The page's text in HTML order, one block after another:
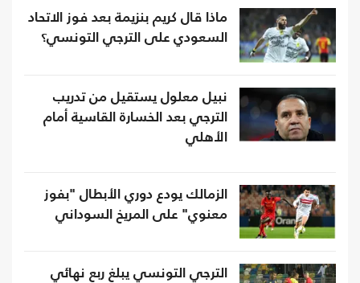
ماذا قال كريم بنزيمة بعد فوز الاتحاد
السعودي على الترجي التونسي؟
نبيل معلول يستقيل من تدريب
الترجي بعد الخسارة القاسية أمام
الأهلي
الزمالك يودع دوري الأبطال "بفوز
معنوي" على المريخ السوداني
الترجي التونسي يبلغ ربع نهائي